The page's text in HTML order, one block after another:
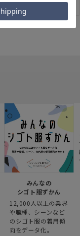
みんなの
シゴト服ずかん
12,000人以上の業界
や職種、シーンなど
のシゴト服の着用傾
向をデータ化。